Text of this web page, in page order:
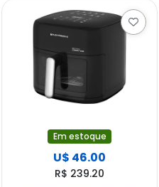
Em estoque
U$ 46.00
R$ 239.20